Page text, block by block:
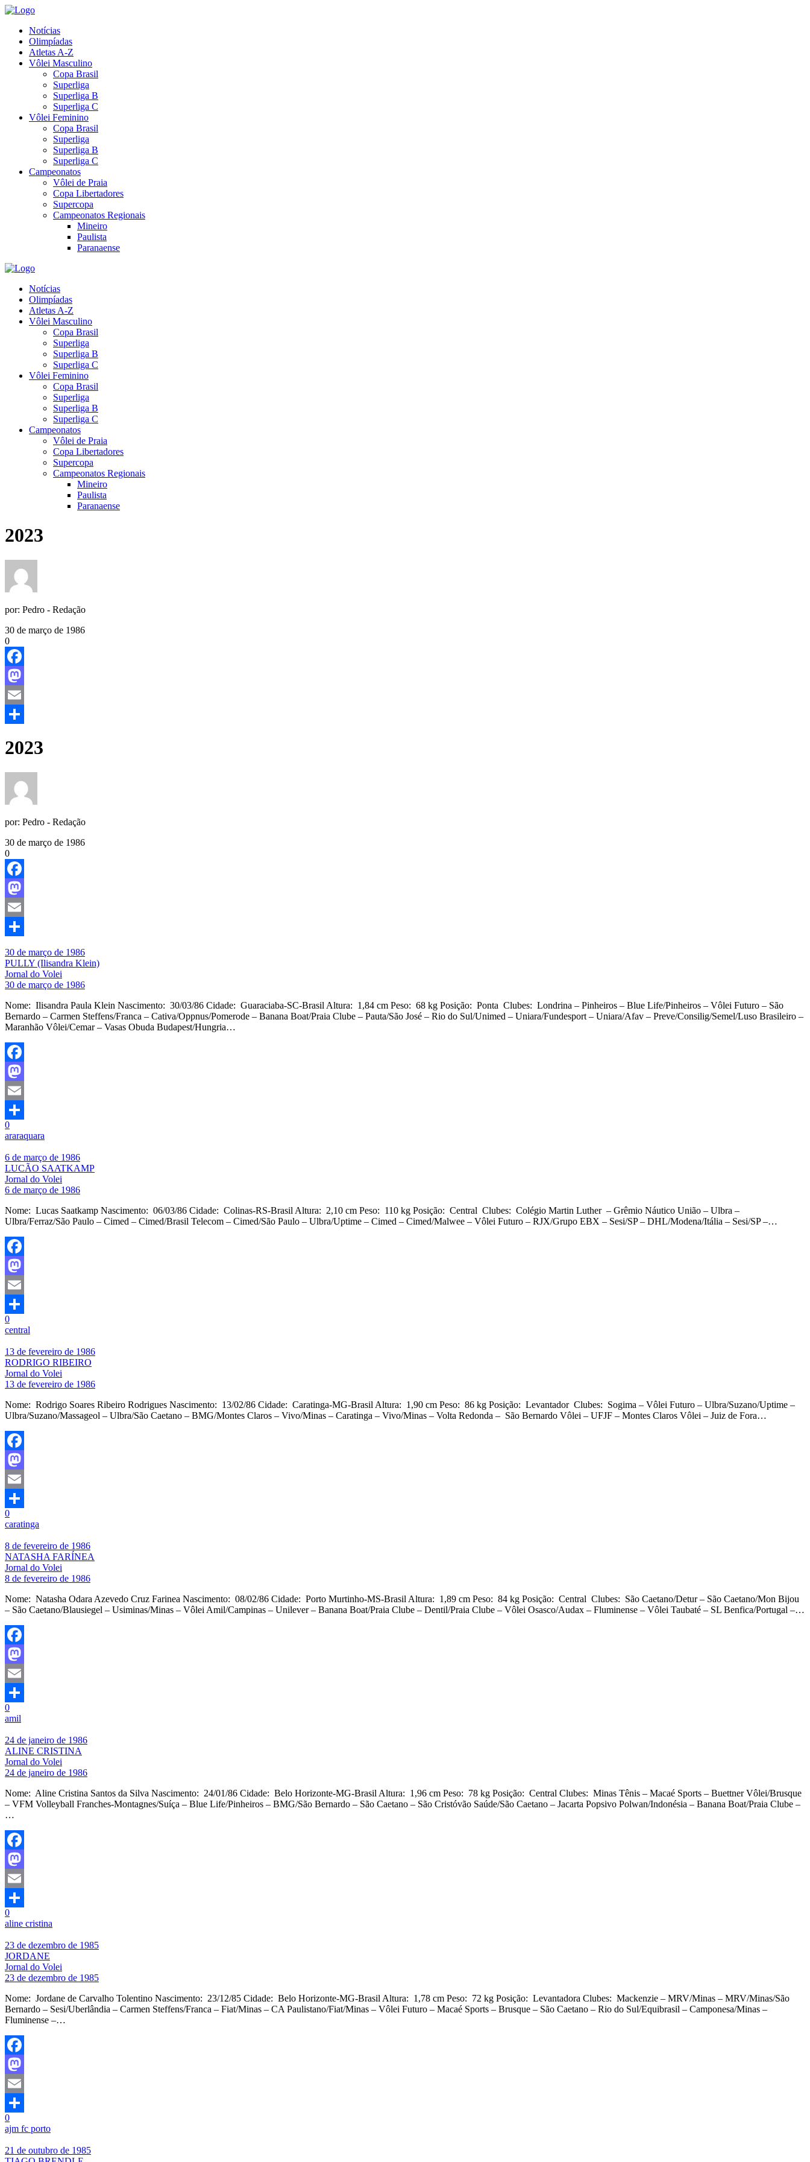
Notícias
Olimpíadas
Atletas A-Z
Vôlei Masculino
Copa Brasil
Superliga
Superliga B
Superliga C
Vôlei Feminino
Copa Brasil
Superliga
Superliga B
Superliga C
Campeonatos
Vôlei de Praia
Copa Libertadores
Supercopa
Campeonatos Regionais
Mineiro
Paulista
Paranaense
Notícias
Olimpíadas
Atletas A-Z
Vôlei Masculino
Copa Brasil
Superliga
Superliga B
Superliga C
Vôlei Feminino
Copa Brasil
Superliga
Superliga B
Superliga C
Campeonatos
Vôlei de Praia
Copa Libertadores
Supercopa
Campeonatos Regionais
Mineiro
Paulista
Paranaense
2023
por: Pedro - Redação
30 de março de 1986
0
Facebook
Mastodon
Email
2023
por: Pedro - Redação
30 de março de 1986
0
Facebook
Mastodon
Email
30 de março de 1986
PULLY (Ilisandra Klein)
Jornal do Volei
30 de março de 1986
Nome: Ilisandra Paula Klein Nascimento: 30/03/86 Cidade: Guaraciaba-SC-Brasil Altura: 1,84 cm Peso: 68 kg Posição: Ponta Clubes: Londrina – Pinheiros – Blue Life/Pinheiros – Vôlei Futuro – São
Bernardo – Carmen Steffens/Franca – Cativa/Oppnus/Pomerode – Banana Boat/Praia Clube – Pauta/São José – Rio do Sul/Unimed – Uniara/Fundesport – Uniara/Afav – Preve/Consilig/Semel/Luso Brasileiro –
Maranhão Vôlei/Cemar – Vasas Obuda Budapest/Hungria…
Facebook
Mastodon
Email
Share
0
araraquara
6 de março de 1986
LUCÃO SAATKAMP
Jornal do Volei
6 de março de 1986
Nome: Lucas Saatkamp Nascimento: 06/03/86 Cidade: Colinas-RS-Brasil Altura: 2,10 cm Peso: 110 kg Posição: Central Clubes: Colégio Martin Luther – Grêmio Náutico União – Ulbra –
Ulbra/Ferraz/São Paulo – Cimed – Cimed/Brasil Telecom – Cimed/São Paulo – Ulbra/Uptime – Cimed – Cimed/Malwee – Vôlei Futuro – RJX/Grupo EBX – Sesi/SP – DHL/Modena/Itália – Sesi/SP –…
Facebook
Mastodon
Email
Share
0
central
13 de fevereiro de 1986
RODRIGO RIBEIRO
Jornal do Volei
13 de fevereiro de 1986
Nome: Rodrigo Soares Ribeiro Rodrigues Nascimento: 13/02/86 Cidade: Caratinga-MG-Brasil Altura: 1,90 cm Peso: 86 kg Posição: Levantador Clubes: Sogima – Vôlei Futuro – Ulbra/Suzano/Uptime –
Ulbra/Suzano/Massageol – Ulbra/São Caetano – BMG/Montes Claros – Vivo/Minas – Caratinga – Vivo/Minas – Volta Redonda – São Bernardo Vôlei – UFJF – Montes Claros Vôlei – Juiz de Fora…
Facebook
Mastodon
Email
Share
0
caratinga
8 de fevereiro de 1986
NATASHA FARÍNEA
Jornal do Volei
8 de fevereiro de 1986
Nome: Natasha Odara Azevedo Cruz Farinea Nascimento: 08/02/86 Cidade: Porto Murtinho-MS-Brasil Altura: 1,89 cm Peso: 84 kg Posição: Central Clubes: São Caetano/Detur – São Caetano/Mon Bijou
– São Caetano/Blausiegel – Usiminas/Minas – Vôlei Amil/Campinas – Unilever – Banana Boat/Praia Clube – Dentil/Praia Clube – Vôlei Osasco/Audax – Fluminense – Vôlei Taubaté – SL Benfica/Portugal –…
Facebook
Mastodon
Email
Share
0
amil
24 de janeiro de 1986
ALINE CRISTINA
Jornal do Volei
24 de janeiro de 1986
Nome: Aline Cristina Santos da Silva Nascimento: 24/01/86 Cidade: Belo Horizonte-MG-Brasil Altura: 1,96 cm Peso: 78 kg Posição: Central Clubes: Minas Tênis – Macaé Sports – Buettner Vôlei/Brusque
– VFM Volleyball Franches-Montagnes/Suíça – Blue Life/Pinheiros – BMG/São Bernardo – São Caetano – São Cristóvão Saúde/São Caetano – Jacarta Popsivo Polwan/Indonésia – Banana Boat/Praia Clube –
…
Facebook
Mastodon
Email
Share
0
aline cristina
23 de dezembro de 1985
JORDANE
Jornal do Volei
23 de dezembro de 1985
Nome: Jordane de Carvalho Tolentino Nascimento: 23/12/85 Cidade: Belo Horizonte-MG-Brasil Altura: 1,78 cm Peso: 72 kg Posição: Levantadora Clubes: Mackenzie – MRV/Minas – MRV/Minas/São
Bernardo – Sesi/Uberlândia – Carmen Steffens/Franca – Fiat/Minas – CA Paulistano/Fiat/Minas – Vôlei Futuro – Macaé Sports – Brusque – São Caetano – Rio do Sul/Equibrasil – Camponesa/Minas –
Fluminense –…
Facebook
Mastodon
Email
Share
0
ajm fc porto
21 de outubro de 1985